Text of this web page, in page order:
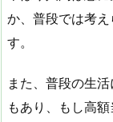
か、普段では考
す。
また、普段の生
もあり、もし高